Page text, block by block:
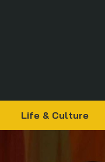
Life & Culture